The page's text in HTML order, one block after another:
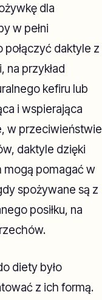
dla
w pełni
daktyle z
przykład
kefiru lub
i wspierająca
w przeciwieństwie
daktyle dzięki
pomagać w
spożywane są z
posiłku, na
diety było
z ich formą.